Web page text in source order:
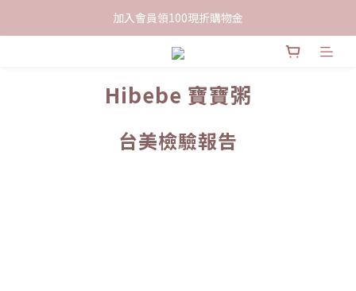
限時下單送餅乾乙包，滿$999免運
加入會員領100現折購物金
限時下單送餅乾乙包，滿$999免運
Hibebe 寶寶粥
台美檢驗報告